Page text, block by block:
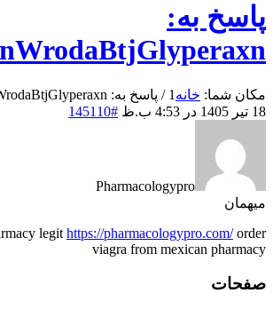
پاسخ به:
مکان شما: خانه 1
/ پاسخ به: JenWrodaBtjGlyperaxn
18 تیر 1405 در 4:53 ب.ظ
#145110
Pharmacologypro
میهمان
legit https://pharmacologypro.com/order
viagra from mexican pharmacy
صفحات